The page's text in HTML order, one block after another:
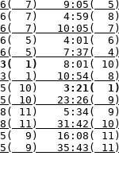
7)    9:05(
7)    4:59(
7)   10:05(
5)    7:37(
1)
8:01(
1)   10:54(
10)
3:21(
10)   23:26(
11)   31:42(
9)   35:43(